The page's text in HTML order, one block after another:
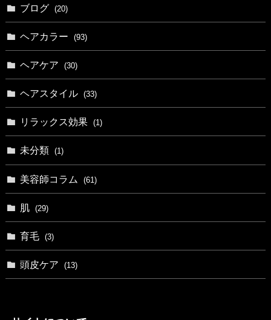
ブログ (20)
ヘアカラー (93)
ヘアケア (30)
ヘアスタイル (33)
リラックス効果 (1)
未分類 (1)
美容師コラム (61)
肌 (29)
育毛 (3)
頭皮ケア (13)